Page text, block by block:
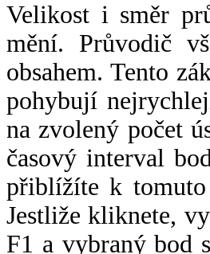
Velikost i směr
mění. Průvodič
obsahem. Tento
pohybují
na zvolený počet
časový interval
přiblížíte k
Jestliže kliknete,
F1 a vybraný bod